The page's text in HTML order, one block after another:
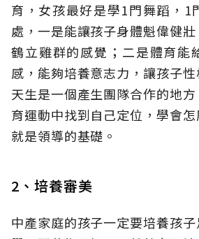
育，女孩最好是學1門舞蹈，1
處，一是能讓孩子身體魁偉健
鶴立雞群的感覺；二是體育能
感，能夠培養意志力，讓孩子
天生是一個產生團隊合作的地
育運動中找到自己定位，學會
就是領導的基礎。
2、培養審美
中產家庭的孩子一定要培養孩子